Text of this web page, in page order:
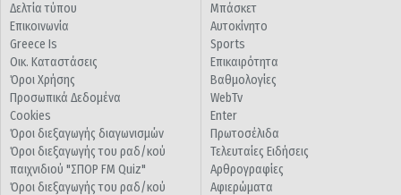
Δελτία τύπου
Επικοινωνία
Greece Is
Οικ. Καταστάσεις
Όροι Χρήσης
Προσωπικά Δεδομένα
Cookies
Όροι διεξαγωγής διαγωνισμών
Όροι διεξαγωγής του ραδ/κού
παιχνιδιού "ΣΠΟΡ FM Quiz"
Όροι διεξαγωγής του ραδ/κού
Μπάσκετ
Αυτοκίνητο
Sports
Επικαιρότητα
Βαθμολογίες
WebTv
Enter
Πρωτοσέλιδα
Τελευταίες Ειδήσεις
Αρθρογραφίες
Αφιερώματα